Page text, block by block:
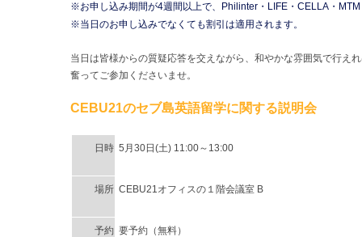
※お申し込み期間が4週間以上で、Philinter・LIFE・CELLA・
※当日のお申し込みでなくても割引は適用されます。
当日は皆様からの質疑応答を交えながら、和やかな雰囲気で行え
奮ってご参加くださいませ。
CEBU21のセブ島英語留学に関する説明会
日時 5月30日(土) 11:00～13:00
場所 CEBU21オフィスの１階会議室 B
予約 要予約（無料）